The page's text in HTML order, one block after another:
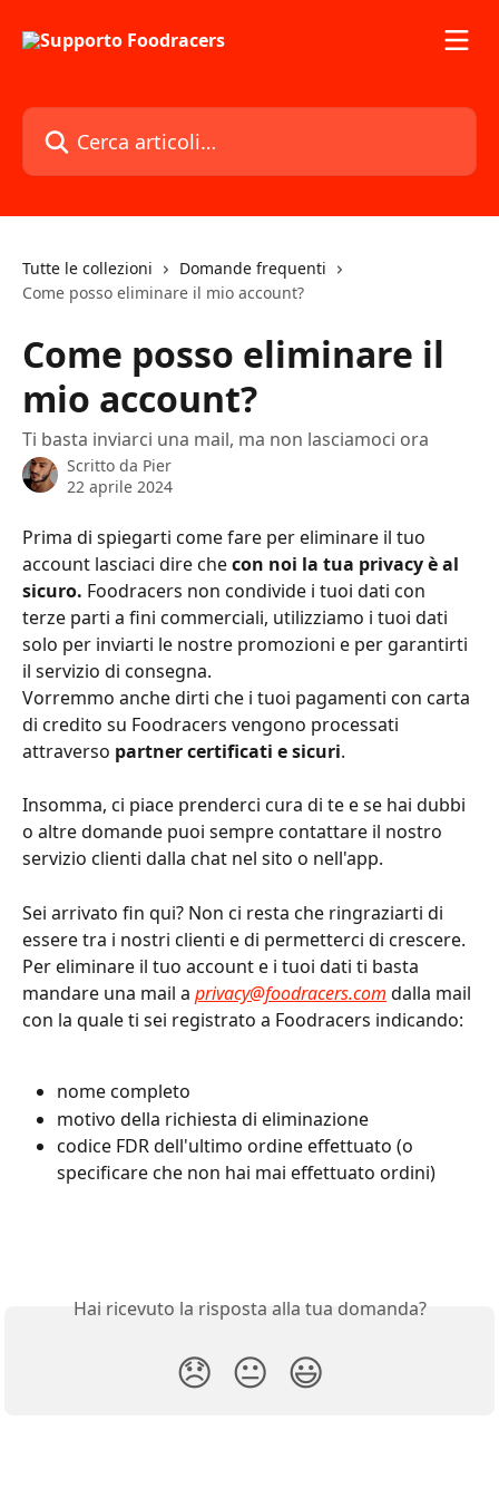
Cerca articoli…
Tutte le collezioni
Domande frequenti
Come posso eliminare il mio account?
Come posso eliminare il
mio account?
Ti basta inviarci una mail, ma non lasciamoci ora
Scritto da Pier
22 aprile 2024
Prima di spiegarti come fare per eliminare il tuo
account lasciaci dire che con noi la tua privacy è al
sicuro. Foodracers non condivide i tuoi dati con
terze parti a fini commerciali, utilizziamo i tuoi dati
solo per inviarti le nostre promozioni e per garantirti
il servizio di consegna.
Vorremmo anche dirti che i tuoi pagamenti con carta
di credito su Foodracers vengono processati
attraverso partner certificati e sicuri.
Insomma, ci piace prenderci cura di te e se hai dubbi
o altre domande puoi sempre contattare il nostro
servizio clienti dalla chat nel sito o nell'app.
Sei arrivato fin qui? Non ci resta che ringraziarti di
essere tra i nostri clienti e di permetterci di crescere.
Per eliminare il tuo account e i tuoi dati ti basta
mandare una mail a privacy@foodracers.com dalla mail
con la quale ti sei registrato a Foodracers indicando:
nome completo
motivo della richiesta di eliminazione
codice FDR dell'ultimo ordine effettuato (o
specificare che non hai mai effettuato ordini)
Hai ricevuto la risposta alla tua domanda?
😞 😐 😃